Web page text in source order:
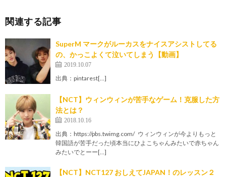
関連する記事
SuperM マークがルーカスをナイスアシストしてる
の、かっこよくて泣いてしまう【動画】
2019.10.07
出典：pintarest[…]
【NCT】ウィンウィンが苦手なゲーム！克服した方
法とは？
2018.10.16
出典：https://pbs.twimg.com/ ウィンウィンが今よりもっと
韓国語が苦手だった頃本当にひよこちゃんみたいで赤ちゃん
みたいでとーー[…]
【NCT】NCT127 おしえてJAPAN！のレッスン２